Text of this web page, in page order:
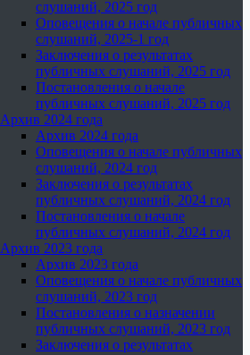
слушаний, 2025 год
Оповещения о начале публичных
слушаний, 2025-1 год
Заключения о результатах
публичных слушаний, 2025 год
Постановления о начале
публичных слушаний, 2025 год
Архив 2024 года
Архив 2024 года
Оповещения о начале публичных
слушаний, 2024 год
Заключения о результатах
публичных слушаний, 2024 год
Постановления о начале
публичных слушаний, 2024 год
Архив 2023 года
Архив 2023 года
Оповещения о начале публичных
слушаний, 2023 год
Постановления о назначении
публичных слушаний, 2023 год
Заключения о результатах